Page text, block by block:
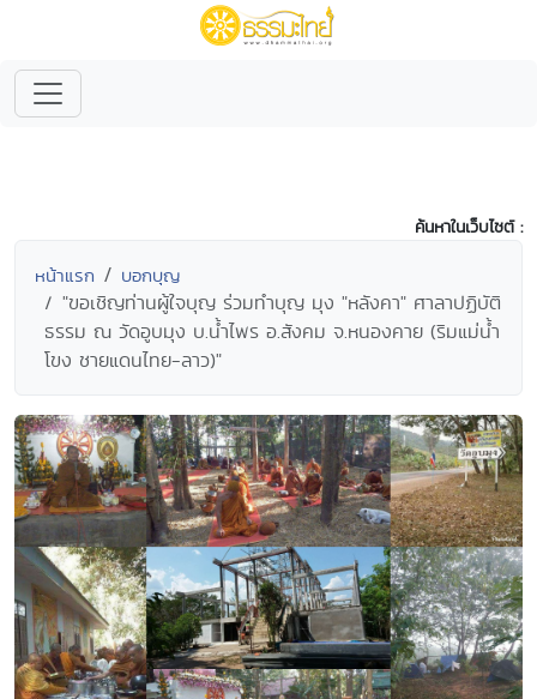
ค้นหาในเว็บไซต์ :
หน้าแรก บอกบุญ
"ขอเชิญท่านผู้ใจบุญ ร่วมทำบุญ มุง "หลังคา" ศาลาปฏิบัติ
ธรรม ณ วัดอูบมุง บ.น้ำไพร อ.สังคม จ.หนองคาย (ริมแม่น้ำ
โขง ชายแดนไทย-ลาว)"